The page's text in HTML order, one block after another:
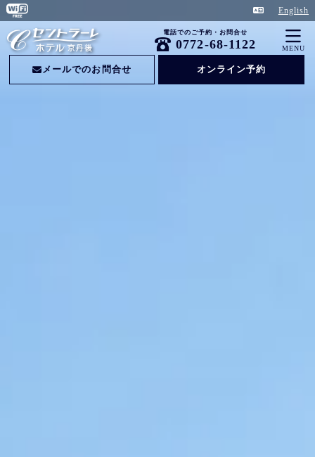
English
電話でのご予約・お問合せ
0772-68-1122
メールでのお問合せ オンライン予約
MENU